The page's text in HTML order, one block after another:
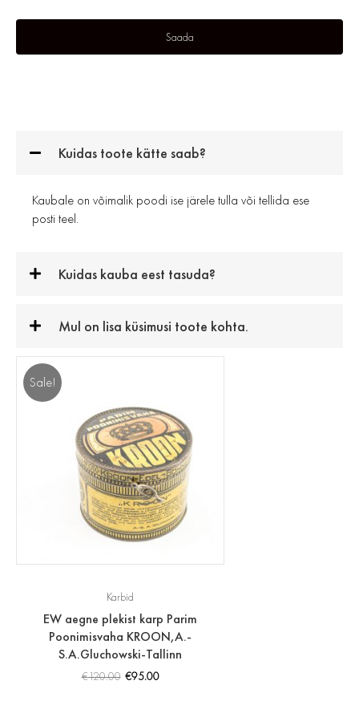
Kuidas toote kätte saab?
Kaubale on võimalik poodi ise järele tulla või tellida ese
posti teel.
Kuidas kauba eest tasuda?
Mul on lisa küsimusi toote kohta.
Sale!
Karbid
EW aegne plekist karp Parim
Poonimisvaha KROON,A.-
S.A.Gluchowski-Tallinn
€120.00 €95.00